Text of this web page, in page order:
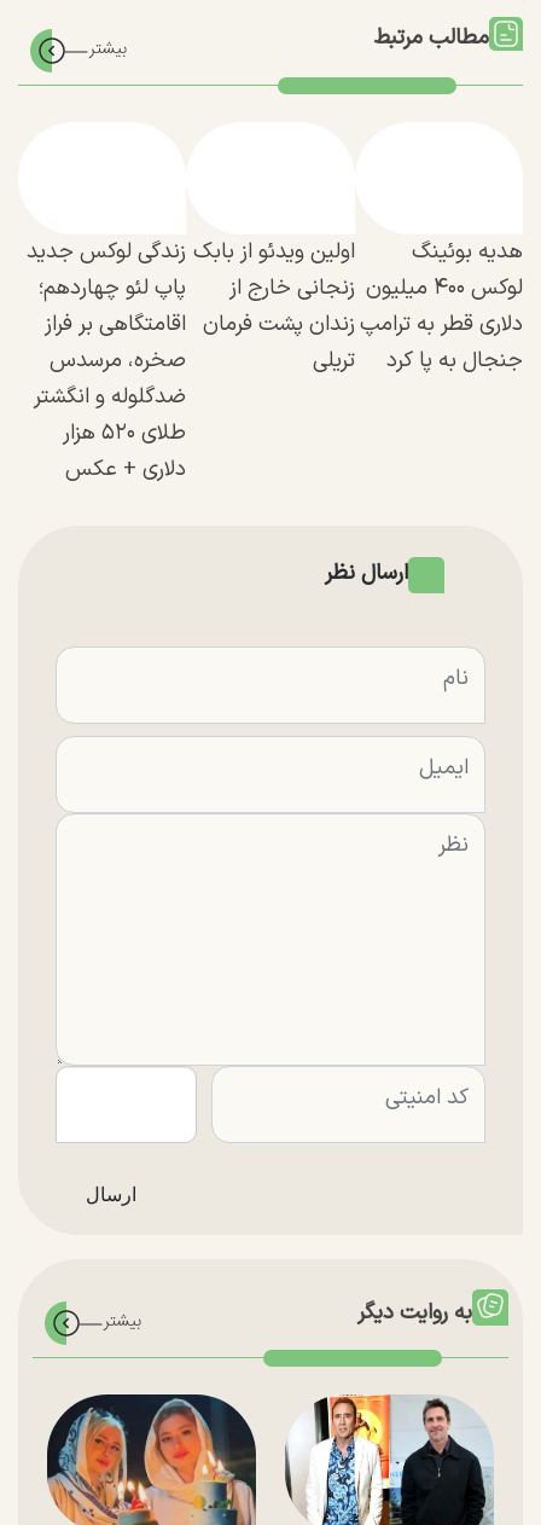
مطالب مرتبط
هدیه بوئینگ
لوکس ۴۰۰ میلیون
دلاری قطر به ترامپ
جنجال به پا کرد
اولین ویدئو از بابک
زنجانی خارج از
زندان پشت فرمان
تریلی
زندگی لوکس جدید
پاپ لئو چهاردهم؛
اقامتگاهی بر فراز
صخره، مرسدس
ضدگلوله و انگشتر
طلای ۵۲۰ هزار
دلاری + عکس
ارسال نظر
به روایت دیگر